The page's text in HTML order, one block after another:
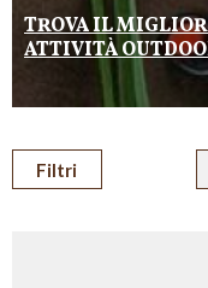
TROVA IL MIGLIOR
ATTIVITÀ
Filtri